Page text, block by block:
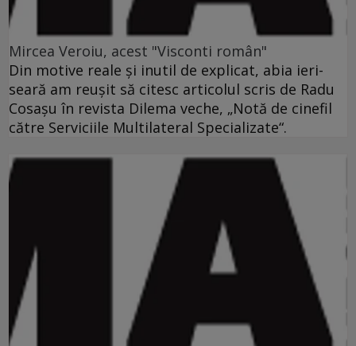
Mircea Veroiu, acest "Visconti român"
Din motive reale şi inutil de explicat, abia ieri-
seară am reuşit să citesc articolul scris de Radu
Cosaşu în revista Dilema veche, „Notă de cinefil
către Serviciile Multilateral Specializate“.